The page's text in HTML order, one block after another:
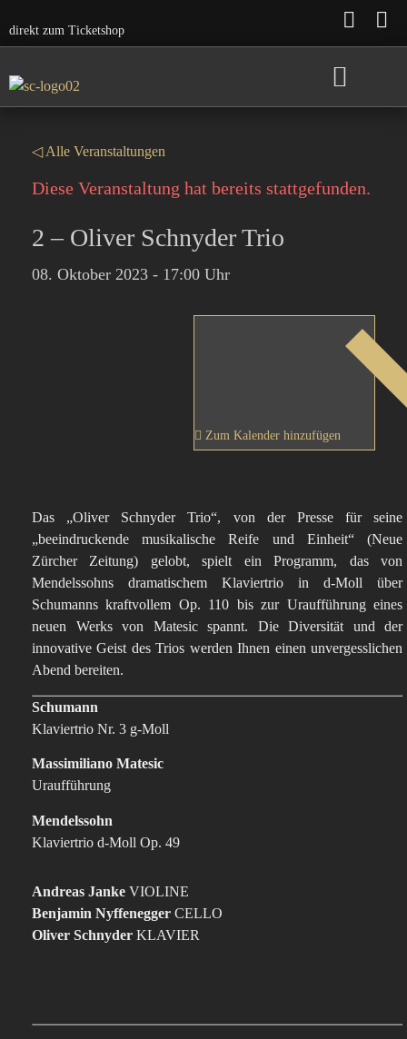
direkt zum Ticketshop
◁ Alle Veranstaltungen
Diese Veranstaltung hat bereits stattgefunden.
2 – Oliver Schnyder Trio
08. Oktober 2023 - 17:00
Zum Kalender hinzufügen
Das „Oliver Schnyder Trio“, von der Presse für seine
„beeindruckende musikalische Reife und Einheit“ (Neue
Zürcher Zeitung) gelobt, spielt ein Programm, das von
Mendelssohns dramatischem Klaviertrio in d-Moll über
Schumanns kraftvollem Op. 110 bis zur Uraufführung eines
neuen Werks von Matesic spannt. Die Diversität und der
innovative Geist des Trios werden Ihnen einen unvergesslichen
Abend bereiten.
Schumann
Klaviertrio Nr. 3 g-Moll
Massimiliano Matesic
Uraufführung
Mendelssohn
Klaviertrio d-Moll Op. 49
Andreas Janke VIOLINE
Benjamin Nyffenegger CELLO
Oliver Schnyder KLAVIER